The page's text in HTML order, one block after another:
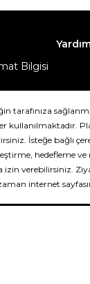
Bilgisi
©️ 2022-2026.